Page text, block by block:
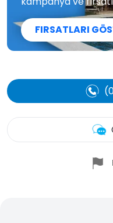
FIRSATLARI